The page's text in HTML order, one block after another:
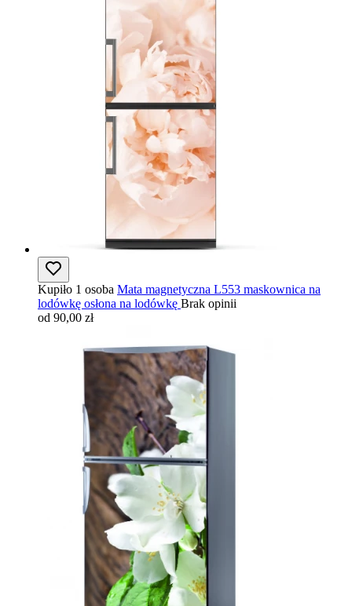
Kupiło 1 osoba Mata magnetyczna L553 maskownica na
lodówkę osłona na lodówkę Brak opinii
od 90,00 zł